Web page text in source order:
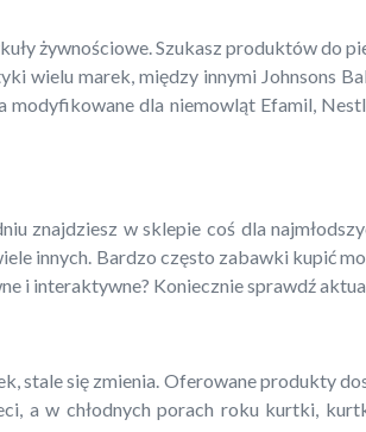
żywnościowe. Szukasz produktów do
wielu marek, między innymi Johnsons
dla niemowląt Efamil,
w sklepie coś dla
innych. Bardzo często zabawki kupić
i interaktywne? Koniecznie sprawdź
się zmienia. Oferowane produkty
a w chłodnych porach roku kurtki,